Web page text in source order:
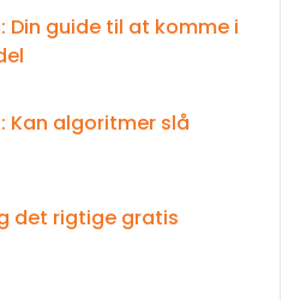
Din guide til at komme i
Kan algoritmer slå
det rigtige gratis